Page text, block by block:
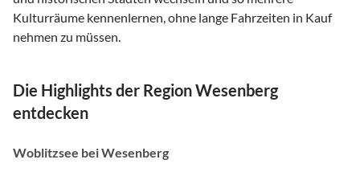
Kulturräume kennenlernen, ohne lange Fahrzeiten in Kauf
nehmen zu müssen.
Die Highlights der Region Wesenberg
entdecken
Woblitzsee bei Wesenberg